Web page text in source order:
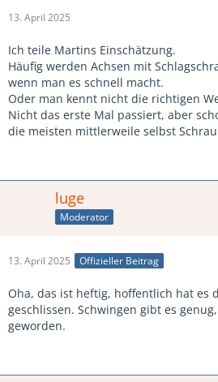
13. April 2025
Ich teile Martins Einschätzung.
Häufig werden Achsen mit
wenn man es schnell macht.
Oder man kennt nicht die richtigen
Nicht das erste Mal passiert, aber
die meisten mittlerweile selbst
luge
Moderator
13. April 2025 Offizieller Beitrag
Oha, das ist heftig, hoffentlich hat es
geschlissen. Schwingen gibt es
geworden.